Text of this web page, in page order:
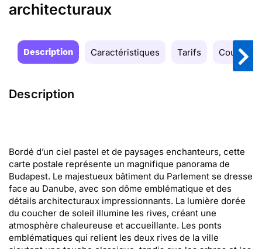
architecturaux
Description Caractéristiques Tarifs Couleurs
Description
Bordé d’un ciel pastel et de paysages enchanteurs, cette
carte postale représente un magnifique panorama de
Budapest. Le majestueux bâtiment du Parlement se dresse
face au Danube, avec son dôme emblématique et des
détails architecturaux impressionnants. La lumière dorée
du coucher de soleil illumine les rives, créant une
atmosphère chaleureuse et accueillante. Les ponts
emblématiques qui relient les deux rives de la ville